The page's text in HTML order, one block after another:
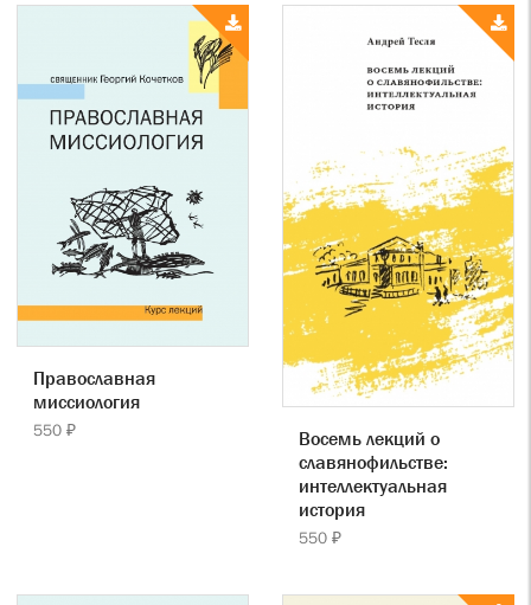
Православная
миссиология
550 ₽
Восемь лекций о
славянофильстве:
интеллектуальная
история
550 ₽